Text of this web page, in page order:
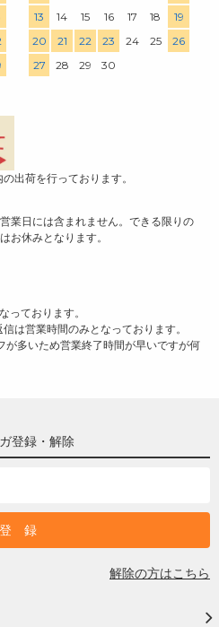
13
14 15 16 17 18
19
20
21 22 23 24 25
26
27
28 29 30
出荷を行っております。
業日には含まれません。できる限りの
お休みとなります。
っております。
は営業時間のみとなっております。
が多いため営業終了時間が早いですが何
登録・解除
解除の方はこちら